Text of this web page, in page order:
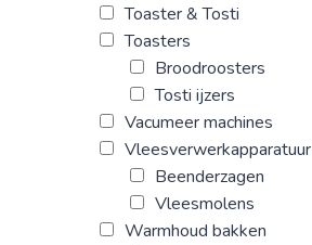
Toaster & Tosti
Toasters
Broodroosters
Tosti ijzers
Vacumeer machines
Vleesverwerkapparatuur
Beenderzagen
Vleesmolens
Warmhoud bakken